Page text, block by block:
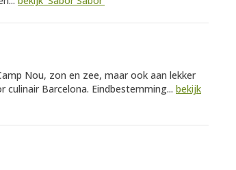
Nou, zon en zee, maar ook aan lekker
Barcelona. Eindbestemming... bekijk